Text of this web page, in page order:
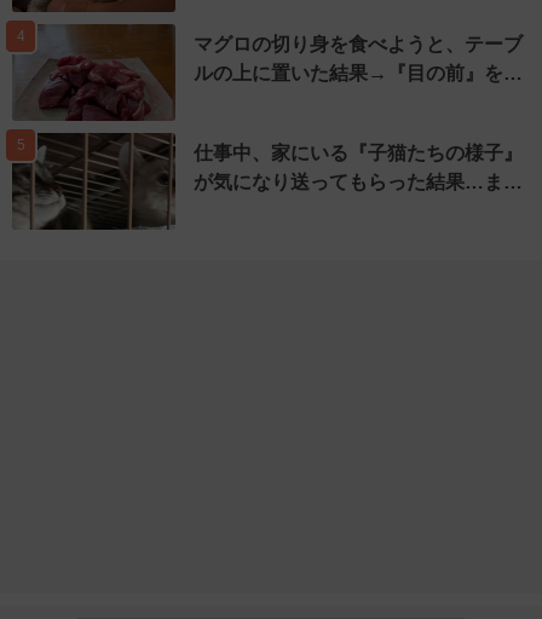
4
マグロの切り身を食べようと、テーブ
ルの上に置いた結果→『目の前』を…
5
仕事中、家にいる『子猫たちの様子』
が気になり送ってもらった結果…ま…